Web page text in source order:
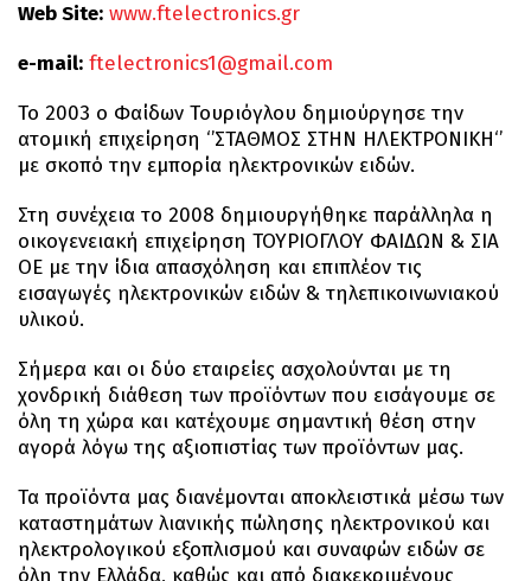
Web Site: www.ftelectronics.gr
e-mail: ftelectronics1@gmail.com
Το 2003 ο Φαίδων Τουριόγλου δημιούργησε την
ατομική επιχείρηση ‘’ΣΤΑΘΜΟΣ ΣΤΗΝ ΗΛΕΚΤΡΟΝΙΚΗ‘’
με σκοπό την εμπορία ηλεκτρονικών ειδών.
Στη συνέχεια το 2008 δημιουργήθηκε παράλληλα η
οικογενειακή επιχείρηση ΤΟΥΡΙΟΓΛΟΥ ΦΑΙΔΩΝ & ΣΙΑ
ΟΕ με την ίδια απασχόληση και επιπλέον τις
εισαγωγές ηλεκτρονικών ειδών & τηλεπικοινωνιακού
υλικού.
Σήμερα και οι δύο εταιρείες ασχολούνται με τη
χονδρική διάθεση των προϊόντων που εισάγουμε σε
όλη τη χώρα και κατέχουμε σημαντική θέση στην
αγορά λόγω της αξιοπιστίας των προϊόντων μας.
Τα προϊόντα μας διανέμονται αποκλειστικά μέσω των
καταστημάτων λιανικής πώλησης ηλεκτρονικού και
ηλεκτρολογικού εξοπλισμού και συναφών ειδών σε
όλη την Ελλάδα, καθώς και από διακεκριμένους